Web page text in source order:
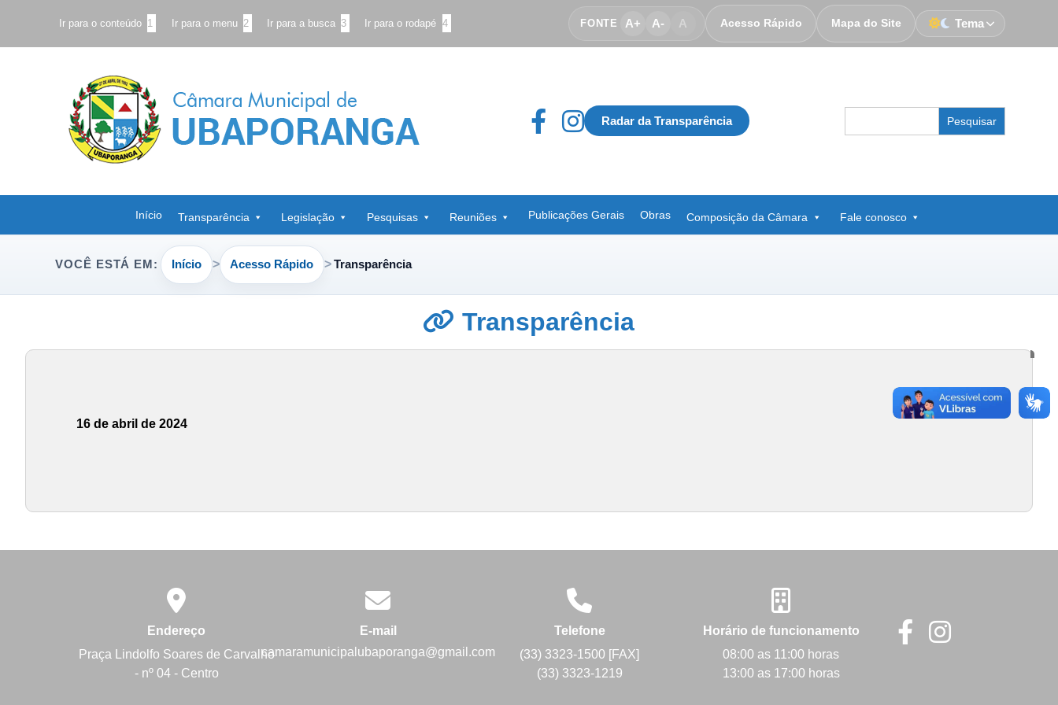
Ir para o conteúdo 1 Ir para o menu 2 Ir para a busca 3 Ir para o rodapé 4 FONTE A+ A- A Acesso Rápido Mapa do Site Tema
Radar da Transparência
for:
Início Transparência Legislação Pesquisas Reuniões Publicações Gerais Obras Composição da Câmara Fale conosco
VOCÊ ESTÁ EM: Início Acesso Rápido Transparência
Transparência
16 de abril de 2024
Endereço
Praça Lindolfo Soares de Carvalho
- nº 04 - Centro
E-mail
camaramunicipalubaporanga@gmail.com
Telefone
(33) 3323-1500 [FAX]
(33) 3323-1219
Horário de funcionamento
08:00 as 11:00 horas
13:00 as 17:00 horas